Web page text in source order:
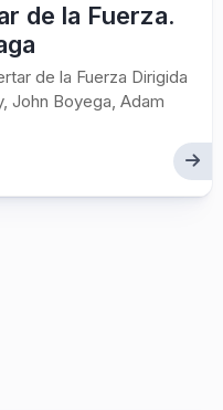
de la Fuerza.
de la Fuerza Dirigida
John Boyega, Adam